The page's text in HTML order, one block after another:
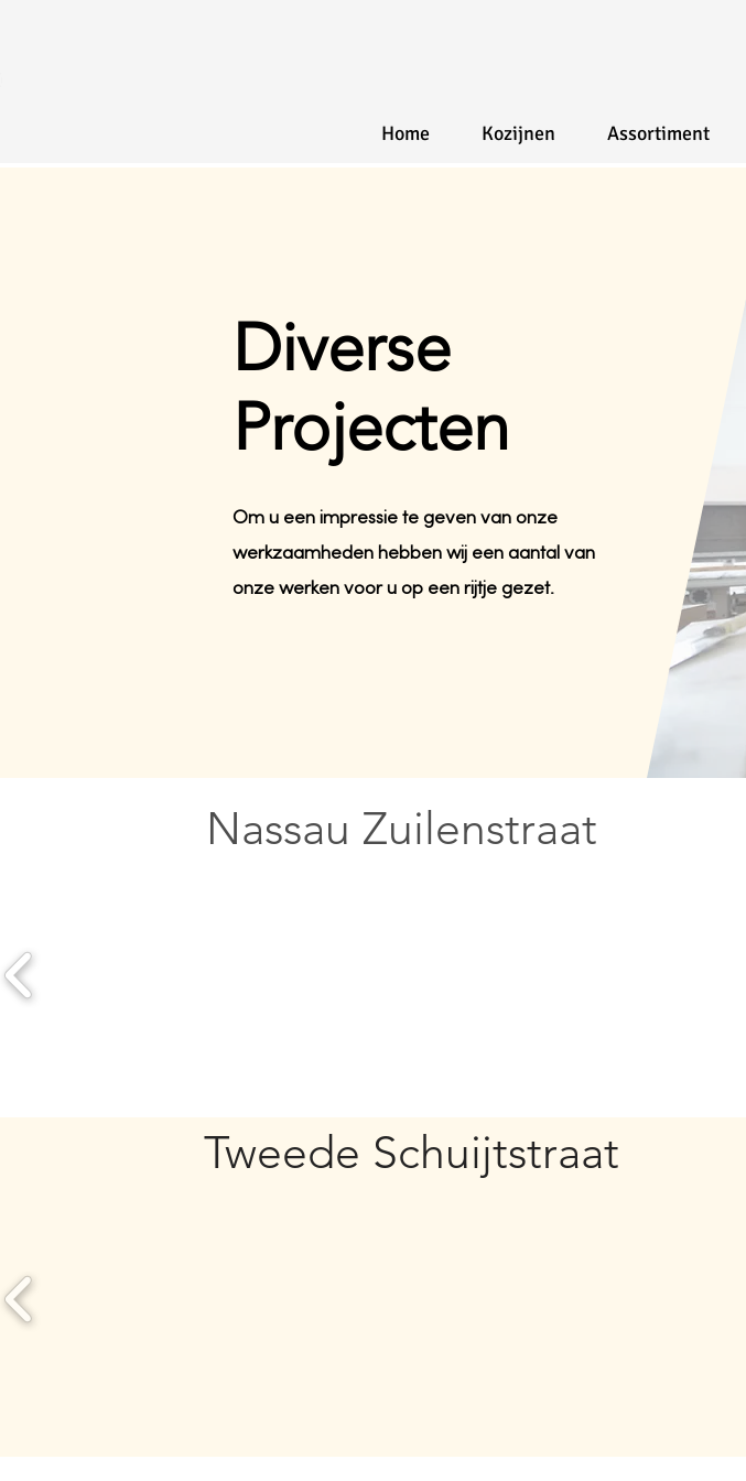
Home Kozijnen Assortiment
Diverse
Projecten
Om u een impressie te geven van onze
werkzaamheden hebben wij een aantal van
onze werken voor u op een rijtje gezet.
Nassau Zuilenstraat
Tweede Schuijtstraat